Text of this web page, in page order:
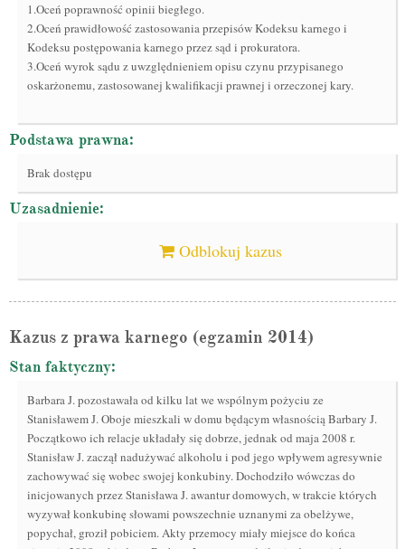
1.Oceń poprawność opinii biegłego.
2.Oceń prawidłowość zastosowania przepisów Kodeksu karnego i
Kodeksu postępowania karnego przez sąd i prokuratora.
3.Oceń wyrok sądu z uwzględnieniem opisu czynu przypisanego
oskarżonemu, zastosowanej kwalifikacji prawnej i orzeczonej kary.
Podstawa prawna:
Brak dostępu
Uzasadnienie:
Odblokuj kazus
Kazus z prawa karnego (egzamin 2014)
Stan faktyczny:
Barbara J. pozostawała od kilku lat we wspólnym pożyciu ze
Stanisławem J. Oboje mieszkali w domu będącym własnością Barbary J.
Początkowo ich relacje układały się dobrze, jednak od maja 2008 r.
Stanisław J. zaczął nadużywać alkoholu i pod jego wpływem agresywnie
zachowywać się wobec swojej konkubiny. Dochodziło wówczas do
inicjowanych przez Stanisława J. awantur domowych, w trakcie których
wyzywał konkubinę słowami powszechnie uznanymi za obelżywe,
popychał, groził pobiciem. Akty przemocy miały miejsce do końca